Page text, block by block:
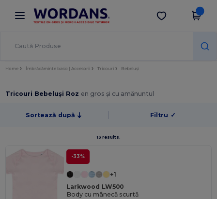
× Aplicația Wordans
Prețuri mai bune în aplicație!
Descarcă app
Home Îmbrăcăminte basic | Accesorii Tricouri Bebeluși
Tricouri Bebeluși Roz en gros și cu amănuntul
Sortează după Filtru ✓
13 results.
-33%
+1
Larkwood LW500
Body cu mânecă scurtă